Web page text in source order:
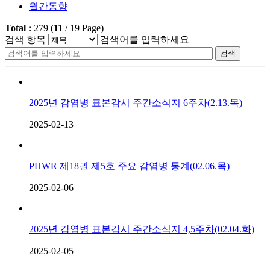
월간동향
Total : 279 (11 / 19 Page)
검색 항목
검색어를 입력하세요
검색
2025년 감염병 표본감시 주간소식지 6주차(2.13.목)
2025-02-13
PHWR 제18권 제5호 주요 감염병 통계(02.06.목)
2025-02-06
2025년 감염병 표본감시 주간소식지 4,5주차(02.04.화)
2025-02-05